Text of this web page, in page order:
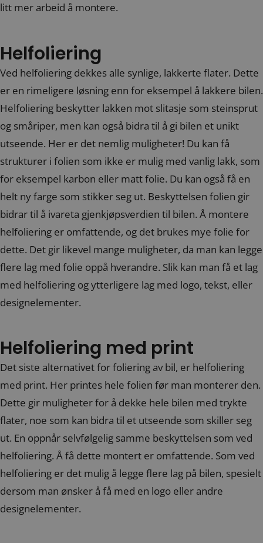
litt mer arbeid å montere.
Helfoliering
Ved helfoliering dekkes alle synlige, lakkerte flater. Dette
er en rimeligere løsning enn for eksempel å lakkere bilen.
Helfoliering beskytter lakken mot slitasje som steinsprut
og småriper, men kan også bidra til å gi bilen et unikt
utseende. Her er det nemlig muligheter! Du kan få
strukturer i folien som ikke er mulig med vanlig lakk, som
for eksempel karbon eller matt folie. Du kan også få en
helt ny farge som stikker seg ut. Beskyttelsen folien gir
bidrar til å ivareta gjenkjøpsverdien til bilen. Å montere
helfoliering er omfattende, og det brukes mye folie for
dette. Det gir likevel mange muligheter, da man kan legge
flere lag med folie oppå hverandre. Slik kan man få et lag
med helfoliering og ytterligere lag med logo, tekst, eller
designelementer.
Helfoliering med print
Det siste alternativet for foliering av bil, er helfoliering
med print. Her printes hele folien før man monterer den.
Dette gir muligheter for å dekke hele bilen med trykte
flater, noe som kan bidra til et utseende som skiller seg
ut. En oppnår selvfølgelig samme beskyttelsen som ved
helfoliering. Å få dette montert er omfattende. Som ved
helfoliering er det mulig å legge flere lag på bilen, spesielt
dersom man ønsker å få med en logo eller andre
designelementer.